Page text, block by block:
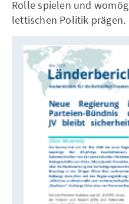
Rolle spielen und
lettischen Politik prägen.